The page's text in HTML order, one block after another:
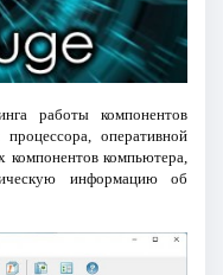
работы компонентов
оперативной
компонентов компьютера,
информацию об